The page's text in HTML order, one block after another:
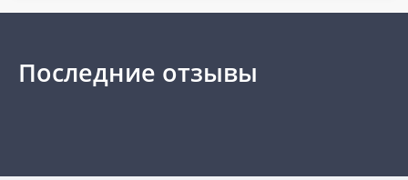
Последние отзывы